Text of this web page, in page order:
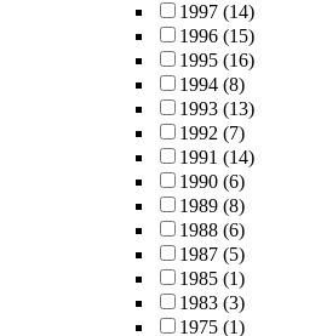
1997 (14)
1996 (15)
1995 (16)
1994 (8)
1993 (13)
1992 (7)
1991 (14)
1990 (6)
1989 (8)
1988 (6)
1987 (5)
1985 (1)
1983 (3)
1975 (1)